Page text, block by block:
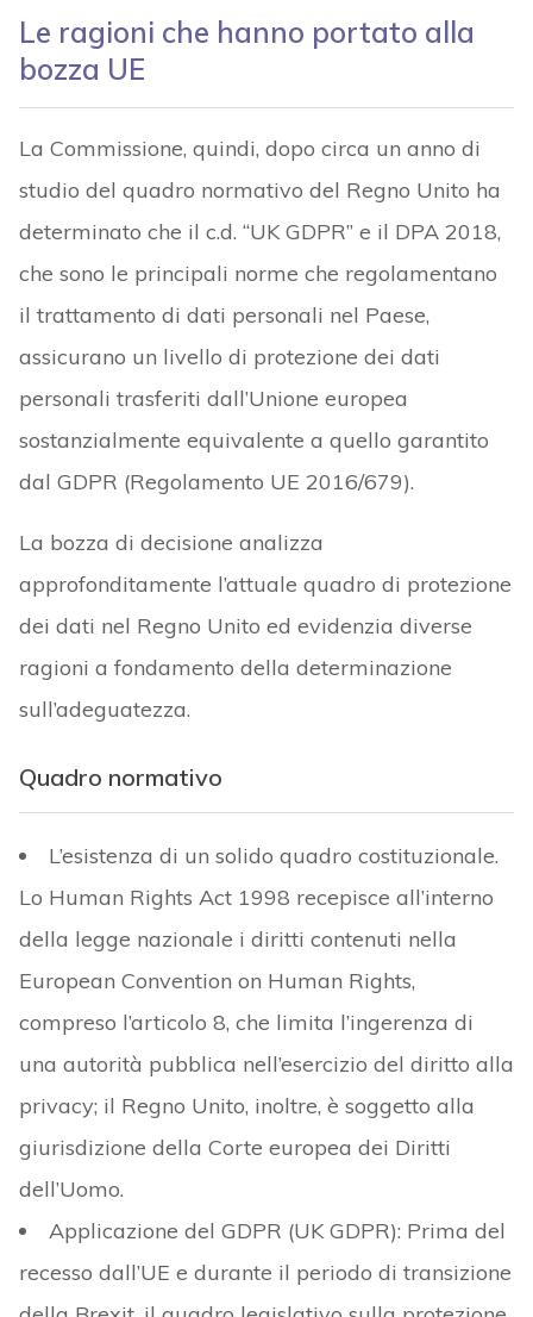
Le ragioni che hanno portato alla
bozza UE
La Commissione, quindi, dopo circa un anno di
studio del quadro normativo del Regno Unito ha
determinato che il c.d. “UK GDPR” e il DPA 2018,
che sono le principali norme che regolamentano
il trattamento di dati personali nel Paese,
assicurano un livello di protezione dei dati
personali trasferiti dall’Unione europea
sostanzialmente equivalente a quello garantito
dal GDPR (Regolamento UE 2016/679).
La bozza di decisione analizza
approfonditamente l’attuale quadro di protezione
dei dati nel Regno Unito ed evidenzia diverse
ragioni a fondamento della determinazione
sull’adeguatezza.
Quadro normativo
L’esistenza di un solido quadro costituzionale.
Lo Human Rights Act 1998 recepisce all’interno
della legge nazionale i diritti contenuti nella
European Convention on Human Rights,
compreso l’articolo 8, che limita l’ingerenza di
una autorità pubblica nell’esercizio del diritto alla
privacy; il Regno Unito, inoltre, è soggetto alla
giurisdizione della Corte europea dei Diritti
dell’Uomo.
Applicazione del GDPR (UK GDPR): Prima del
recesso dall’UE e durante il periodo di transizione